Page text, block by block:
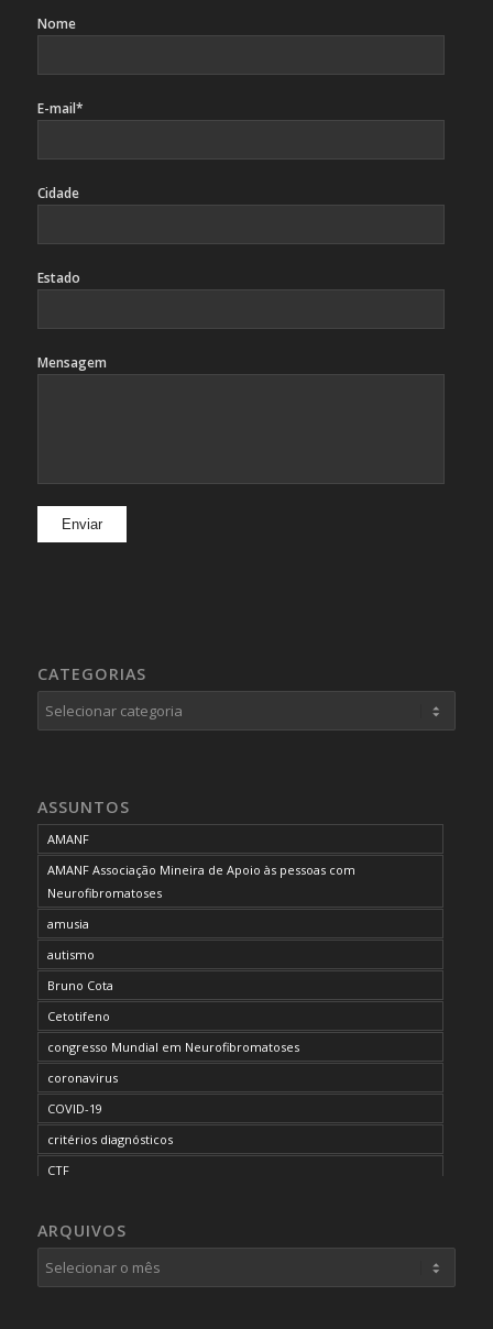
Nome
E-mail*
Cidade
Estado
Mensagem
CATEGORIAS
Categorias
ASSUNTOS
AMANF
AMANF Associação Mineira de Apoio às pessoas com
Neurofibromatoses
amusia
autismo
Bruno Cota
Cetotifeno
congresso Mundial em Neurofibromatoses
coronavirus
COVID-19
critérios diagnósticos
CTF
desordem do processamento auditivo
diagnóstico
ARQUIVOS